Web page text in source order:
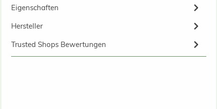
Eigenschaften
Hersteller
Trusted Shops Bewertungen